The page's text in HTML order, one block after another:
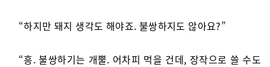
“하지만 돼지 생각도 해야죠. 불쌍하지도 않아요?”
“흥. 불쌍하기는 개뿔. 어차피 먹을 건데, 장작으로 쓸 수도